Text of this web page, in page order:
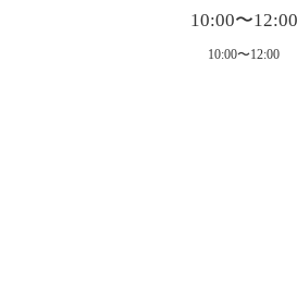
10:00〜12:00
10:00〜12:00